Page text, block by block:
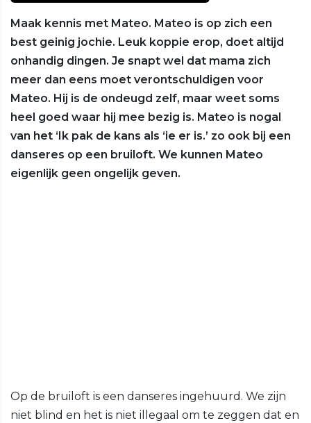
Maak kennis met Mateo. Mateo is op zich een
best geinig jochie. Leuk koppie erop, doet altijd
onhandig dingen. Je snapt wel dat mama zich
meer dan eens moet verontschuldigen voor
Mateo. Hij is de ondeugd zelf, maar weet soms
heel goed waar hij mee bezig is. Mateo is nogal
van het ‘Ik pak de kans als ‘ie er is.’ zo ook bij een
danseres op een bruiloft. We kunnen Mateo
eigenlijk geen ongelijk geven.
Op de bruiloft is een danseres ingehuurd. We zijn
niet blind en het is niet illegaal om te zeggen dat en